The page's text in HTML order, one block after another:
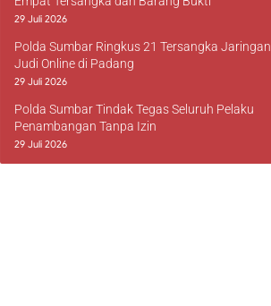
29 Juli 2026
Polda Sumbar Ringkus 21 Tersangka Jaringan
Judi Online di Padang
29 Juli 2026
Polda Sumbar Tindak Tegas Seluruh Pelaku
Penambangan Tanpa Izin
29 Juli 2026